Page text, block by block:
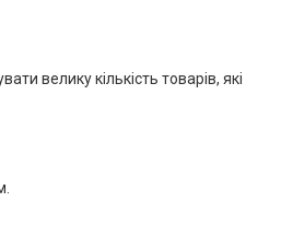
велику кількість товарів, які